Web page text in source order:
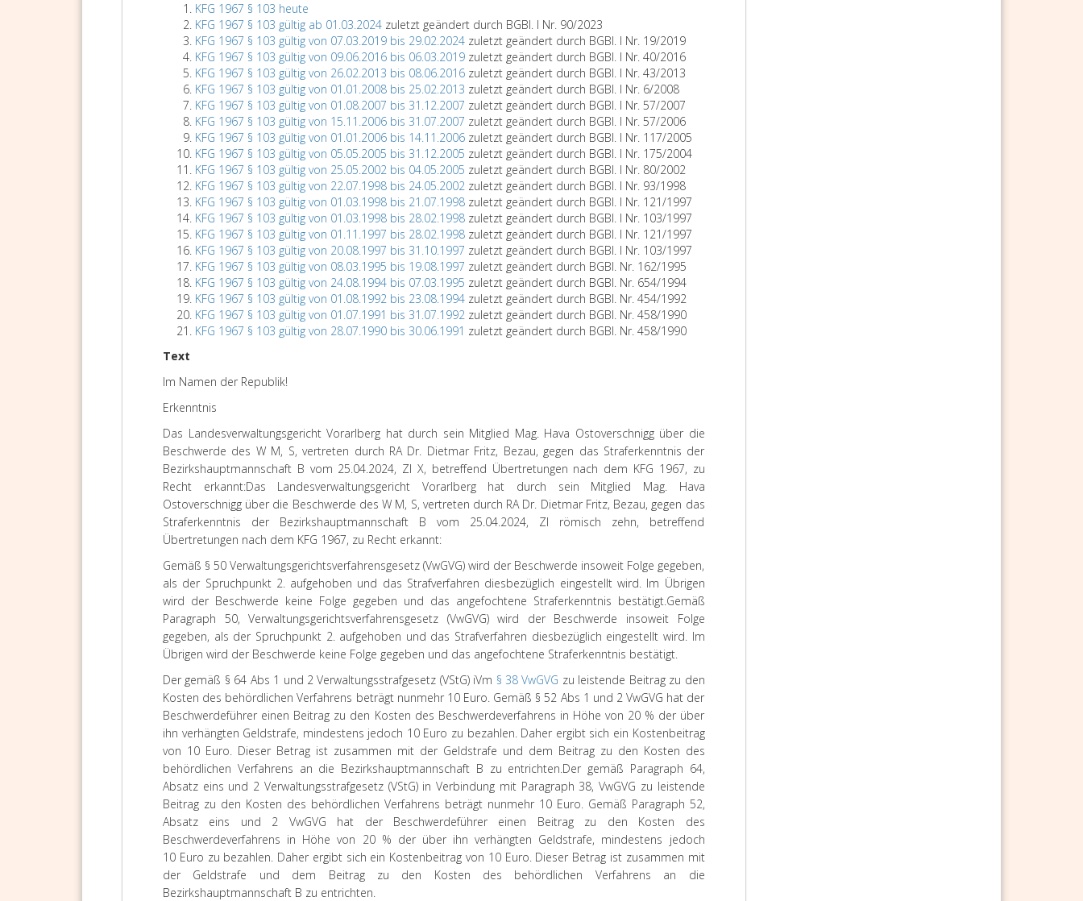
KFG 1967 § 103 heute
KFG 1967 § 103 gültig ab 01.03.2024 zuletzt geändert durch BGBl. I Nr. 90/2023
KFG 1967 § 103 gültig von 07.03.2019 bis 29.02.2024 zuletzt geändert durch BGBl. I Nr. 19/2019
KFG 1967 § 103 gültig von 09.06.2016 bis 06.03.2019 zuletzt geändert durch BGBl. I Nr. 40/2016
KFG 1967 § 103 gültig von 26.02.2013 bis 08.06.2016 zuletzt geändert durch BGBl. I Nr. 43/2013
KFG 1967 § 103 gültig von 01.01.2008 bis 25.02.2013 zuletzt geändert durch BGBl. I Nr. 6/2008
KFG 1967 § 103 gültig von 01.08.2007 bis 31.12.2007 zuletzt geändert durch BGBl. I Nr. 57/2007
KFG 1967 § 103 gültig von 15.11.2006 bis 31.07.2007 zuletzt geändert durch BGBl. I Nr. 57/2006
KFG 1967 § 103 gültig von 01.01.2006 bis 14.11.2006 zuletzt geändert durch BGBl. I Nr. 117/2005
KFG 1967 § 103 gültig von 05.05.2005 bis 31.12.2005 zuletzt geändert durch BGBl. I Nr. 175/2004
KFG 1967 § 103 gültig von 25.05.2002 bis 04.05.2005 zuletzt geändert durch BGBl. I Nr. 80/2002
KFG 1967 § 103 gültig von 22.07.1998 bis 24.05.2002 zuletzt geändert durch BGBl. I Nr. 93/1998
KFG 1967 § 103 gültig von 01.03.1998 bis 21.07.1998 zuletzt geändert durch BGBl. I Nr. 121/1997
KFG 1967 § 103 gültig von 01.03.1998 bis 28.02.1998 zuletzt geändert durch BGBl. I Nr. 103/1997
KFG 1967 § 103 gültig von 01.11.1997 bis 28.02.1998 zuletzt geändert durch BGBl. I Nr. 121/1997
KFG 1967 § 103 gültig von 20.08.1997 bis 31.10.1997 zuletzt geändert durch BGBl. I Nr. 103/1997
KFG 1967 § 103 gültig von 08.03.1995 bis 19.08.1997 zuletzt geändert durch BGBl. Nr. 162/1995
KFG 1967 § 103 gültig von 24.08.1994 bis 07.03.1995 zuletzt geändert durch BGBl. Nr. 654/1994
KFG 1967 § 103 gültig von 01.08.1992 bis 23.08.1994 zuletzt geändert durch BGBl. Nr. 454/1992
KFG 1967 § 103 gültig von 01.07.1991 bis 31.07.1992 zuletzt geändert durch BGBl. Nr. 458/1990
KFG 1967 § 103 gültig von 28.07.1990 bis 30.06.1991 zuletzt geändert durch BGBl. Nr. 458/1990
Text
Im Namen der Republik!
Erkenntnis
Das Landesverwaltungsgericht Vorarlberg hat durch sein Mitglied Mag. Hava Ostoverschnigg über die
Beschwerde des W M, S, vertreten durch RA Dr. Dietmar Fritz, Bezau, gegen das Straferkenntnis der
Bezirkshauptmannschaft B vom 25.04.2024, Zl X, betreffend Übertretungen nach dem KFG 1967, zu
Recht erkannt:Das Landesverwaltungsgericht Vorarlberg hat durch sein Mitglied Mag. Hava
Ostoverschnigg über die Beschwerde des W M, S, vertreten durch RA Dr. Dietmar Fritz, Bezau, gegen das
Straferkenntnis der Bezirkshauptmannschaft B vom 25.04.2024, Zl römisch zehn, betreffend
Übertretungen nach dem KFG 1967, zu Recht erkannt:
Gemäß § 50 Verwaltungsgerichtsverfahrensgesetz (VwGVG) wird der Beschwerde insoweit Folge gegeben,
als der Spruchpunkt 2. aufgehoben und das Strafverfahren diesbezüglich eingestellt wird. Im Übrigen
wird der Beschwerde keine Folge gegeben und das angefochtene Straferkenntnis bestätigt.Gemäß
Paragraph 50, Verwaltungsgerichtsverfahrensgesetz (VwGVG) wird der Beschwerde insoweit Folge
gegeben, als der Spruchpunkt 2. aufgehoben und das Strafverfahren diesbezüglich eingestellt wird. Im
Übrigen wird der Beschwerde keine Folge gegeben und das angefochtene Straferkenntnis bestätigt.
Der gemäß § 64 Abs 1 und 2 Verwaltungsstrafgesetz (VStG) iVm § 38 VwGVG zu leistende Beitrag zu den
Kosten des behördlichen Verfahrens beträgt nunmehr 10 Euro. Gemäß § 52 Abs 1 und 2 VwGVG hat der
Beschwerdeführer einen Beitrag zu den Kosten des Beschwerdeverfahrens in Höhe von 20 % der über
ihn verhängten Geldstrafe, mindestens jedoch 10 Euro zu bezahlen. Daher ergibt sich ein Kostenbeitrag
von 10 Euro. Dieser Betrag ist zusammen mit der Geldstrafe und dem Beitrag zu den Kosten des
behördlichen Verfahrens an die Bezirkshauptmannschaft B zu entrichten.Der gemäß Paragraph 64,
Absatz eins und 2 Verwaltungsstrafgesetz (VStG) in Verbindung mit Paragraph 38, VwGVG zu leistende
Beitrag zu den Kosten des behördlichen Verfahrens beträgt nunmehr 10 Euro. Gemäß Paragraph 52,
Absatz eins und 2 VwGVG hat der Beschwerdeführer einen Beitrag zu den Kosten des
Beschwerdeverfahrens in Höhe von 20 % der über ihn verhängten Geldstrafe, mindestens jedoch
10 Euro zu bezahlen. Daher ergibt sich ein Kostenbeitrag von 10 Euro. Dieser Betrag ist zusammen mit
der Geldstrafe und dem Beitrag zu den Kosten des behördlichen Verfahrens an die
Bezirkshauptmannschaft B zu entrichten.